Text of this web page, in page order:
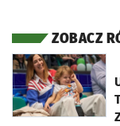
ZOBACZ
otworzy się w